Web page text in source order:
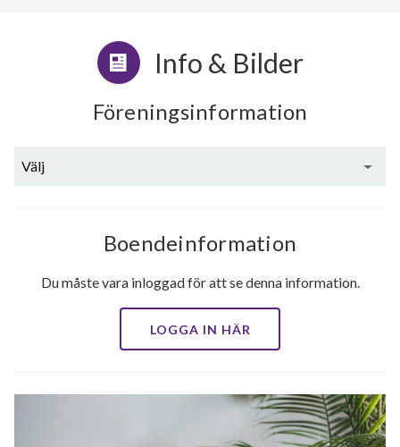
Info & Bilder
Föreningsinformation
Välj
Boendeinformation
Du måste vara inloggad för att se denna information.
LOGGA IN HÄR